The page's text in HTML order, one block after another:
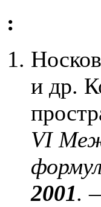
:
и др.
VI
2001.